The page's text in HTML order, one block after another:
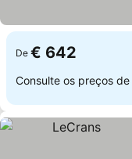
De € 642
Consulte os preços de